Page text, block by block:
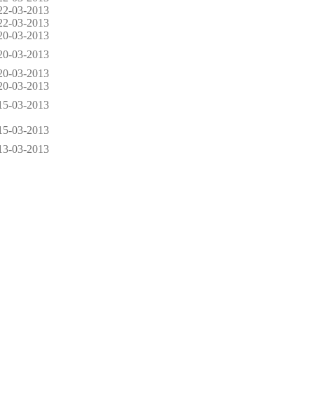
03-2013
03-2013
03-2013
03-2013
03-2013
03-2013
03-2013
03-2013
03-2013